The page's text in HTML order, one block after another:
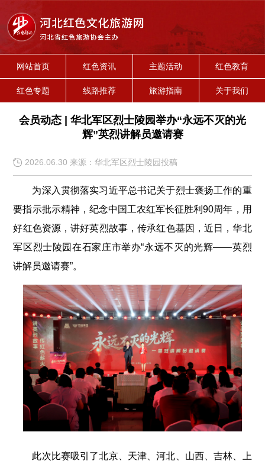
网站首页 红色资讯 主题活动 红色教育
红色专题 线路推荐 旅游指南 关于我们
会员动态 | 华北军区烈士陵园举办“永远不灭的光
辉”英烈讲解员邀请赛
2026.06.30 来源：华北军区烈士陵园投稿
为深入贯彻落实习近平总书记关于烈士褒扬工作的重
要指示批示精神，纪念中国工农红军长征胜利90周年，用
好红色资源，讲好英烈故事，传承红色基因，近日，华北
军区烈士陵园在石家庄市举办“永远不灭的光辉——英烈
讲解员邀请赛”。
此次比赛吸引了北京、天津、河北、山西、吉林、上